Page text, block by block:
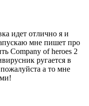
идет отлично я и
мне пишет про
Company of heroes 2
ругается в
а то мне